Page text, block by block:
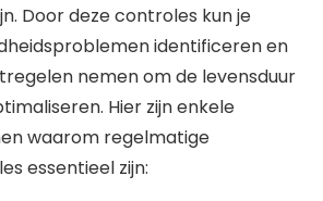
Door deze controles kun je
identificeren en
nemen om de levensduur
Hier zijn enkele
waarom regelmatige
essentieel zijn: